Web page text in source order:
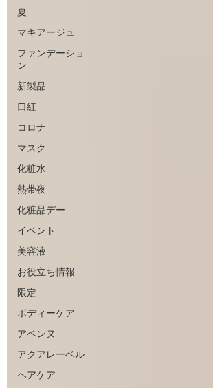
夏
マキアージュ
ファンデーショ
ン
新製品
口紅
コロナ
マスク
化粧水
熱帯夜
化粧品デー
イベント
美容液
お役立ち情報
限定
ボディーケア
アベンヌ
アクアレーベル
ヘアケア